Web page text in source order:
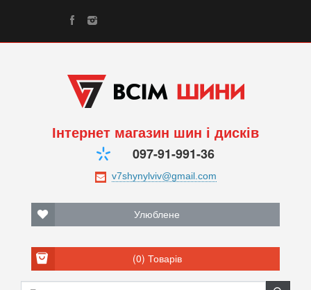
Інтернет магазин шин і дисків
097-91-991-36
Улюблене
(0) Товарів